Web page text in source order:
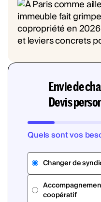
Envie de
Devis
Quels sont vos
Changer de
coopératif